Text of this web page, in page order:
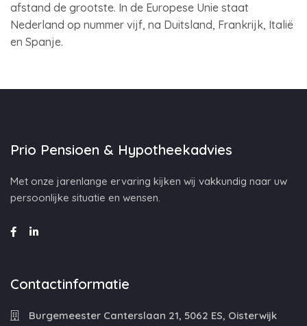
afstand de grootste. In de Europese Unie staat
Nederland op nummer vijf, na Duitsland, Frankrijk, Italië
en Spanje.
Prio Pensioen & Hypotheekadvies
Met onze jarenlange ervaring kijken wij vakkundig naar uw
persoonlijke situatie en wensen.
Contactinformatie
Burgemeester Canterslaan 21, 5062 ES, Oisterwijk